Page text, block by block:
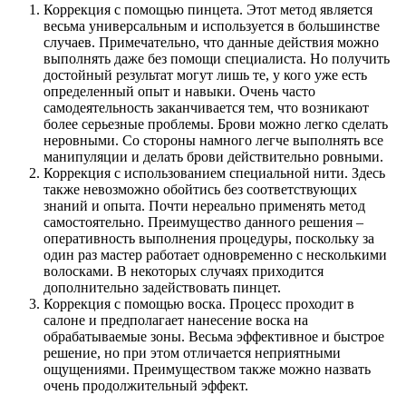
Коррекция с помощью пинцета. Этот метод является
весьма универсальным и используется в большинстве
случаев. Примечательно, что данные действия можно
выполнять даже без помощи специалиста. Но получить
достойный результат могут лишь те, у кого уже есть
определенный опыт и навыки. Очень часто
самодеятельность заканчивается тем, что возникают
более серьезные проблемы. Брови можно легко сделать
неровными. Со стороны намного легче выполнять все
манипуляции и делать брови действительно ровными.
Коррекция с использованием специальной нити. Здесь
также невозможно обойтись без соответствующих
знаний и опыта. Почти нереально применять метод
самостоятельно. Преимущество данного решения –
оперативность выполнения процедуры, поскольку за
один раз мастер работает одновременно с несколькими
волосками. В некоторых случаях приходится
дополнительно задействовать пинцет.
Коррекция с помощью воска. Процесс проходит в
салоне и предполагает нанесение воска на
обрабатываемые зоны. Весьма эффективное и быстрое
решение, но при этом отличается неприятными
ощущениями. Преимуществом также можно назвать
очень продолжительный эффект.